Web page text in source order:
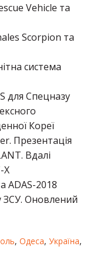
Vehicle та
Scorpion та
система
для Спецназу
Кореї
Презентація
Вдалі
X
ADAS-2018
ЗСУ. Оновлений
, Одеса, Україна,